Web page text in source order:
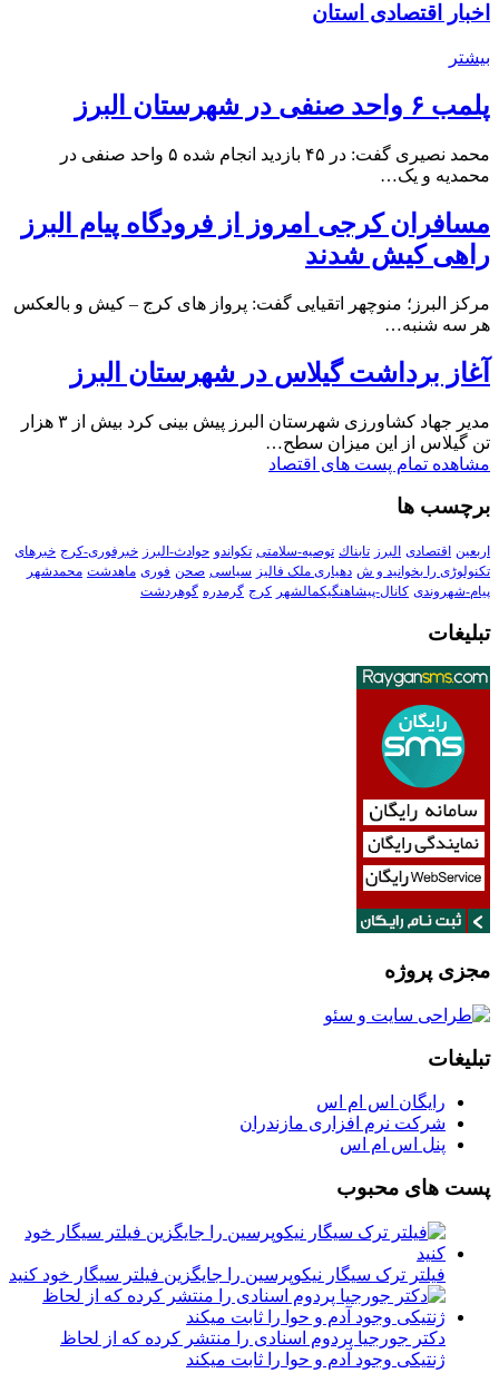
اخبار اقتصادی استان
بیشتر
پلمب ۶ واحد صنفی در شهرستان البرز
محمد نصیری گفت: در ۴۵ بازدید انجام شده ۵ واحد صنفی در
محمدیه و یک…
مسافران کرجی امروز از فرودگاه پیام البرز
راهی کیش شدند
مرکز البرز؛ منوچهر اتقیایی گفت: پرواز های کرج – کیش و بالعکس
هر سه شنبه…
آغاز برداشت گیلاس در شهرستان البرز
مدیر جهاد کشاورزی شهرستان البرز پیش بینی کرد بیش از ۳ هزار
تن گیلاس از این میزان سطح…
مشاهده تمام پست های اقتصاد
برچسب ها
اربعین اقتصادی البرز تابناك توصیه-سلامتی تکواندو حوادث-البرز خبرفوری-کرج خبرهای
تکنولوڑی را بخوانید و ش دهیاری ملک فالیز سیاسی صحن فوری ماهدشت محمدشهر
پیام-شهروندی کانال-پیشاهنگیکمالشهر کرج گرمدره گوهردشت
تبلیغات
مجزی پروژه
تبلیغات
رایگان اس ام اس
شرکت نرم افزاری مازندران
پنل اس ام اس
پست های محبوب
فیلتر ترک سیگار نیکوپرسین را جایگزین فیلتر سیگار خود کنید
دکتر جورجیا پردوم اسنادی را منتشر کرده که از لحاظ
ژنتیکی وجود آدم و حوا را ثابت میکند